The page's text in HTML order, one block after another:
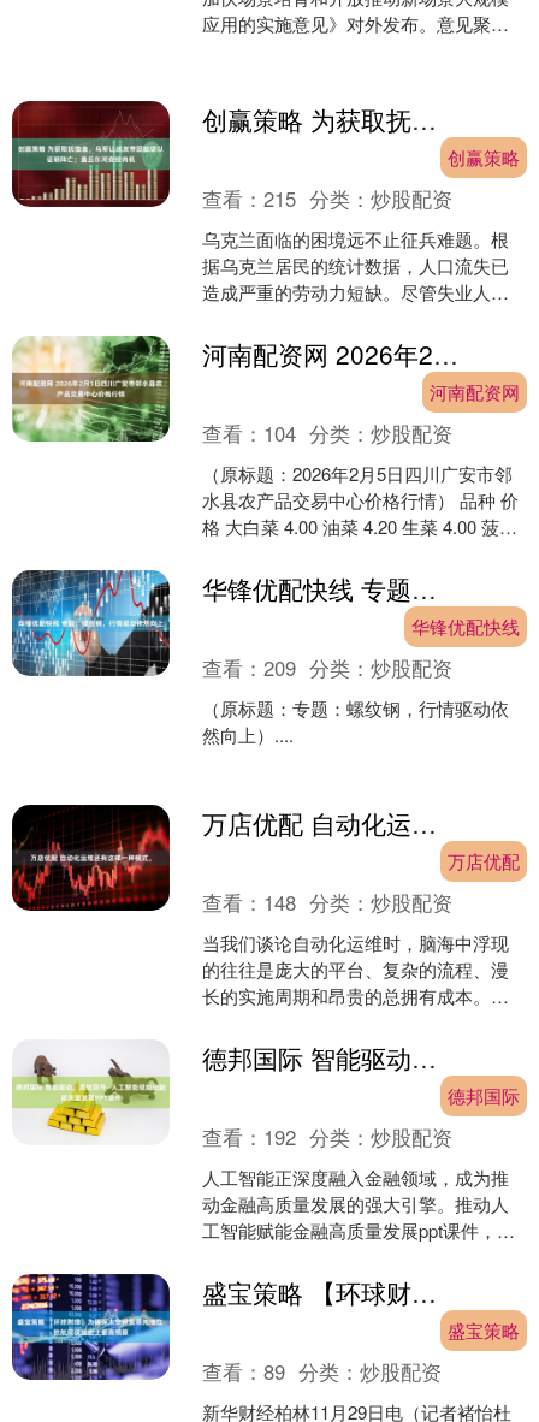
应用的实施意见》对外发布。意见聚焦
创赢策略 为获取抚恤金，乌军让战友带回脑袋以证明阵亡；盖丘尓河变绞肉机
创赢策略
查看：215 分类：炒股配资
乌克兰面临的困境远不止征兵难题。根
据乌克兰居民的统计数据，人口流失已
造成严重的劳动力短缺。尽管失业人数
业人才，尤其是工....
河南配资网 2026年2月5日四川广安市邻水县农产品交易中心价格行情
河南配资网
查看： 104 分类：炒股配资
（原标题：2026年2月5日四川广安市邻
水县农产品交易中心价格行情） 品种 价
格 大白菜 4.00 油菜 4.20 生菜 4.00 菠菜
华锋优配快线 专题：螺纹钢，行情驱动依然向上
华锋优配快线
查看：209 分类：炒股配资
（原标题：专题：螺纹钢，行情驱动依
然向上）....
万店优配 自动化运维还有这样一种模式。
万店优配
查看： 148 分类：炒股配资
当我们谈论自动化运维时，脑海中浮现
的往往是庞大的平台、复杂的流程、漫
长的实施周期和昂贵的总拥有成本。这
业望而却步，或深陷于.... 德邦国际 智能驱动，质效双升—人工智能赋能金融高质量发展PPT课件
德邦国际
查看： 192 分类：炒股配资
人工智能正深度融入金融领域，成为推
动金融高质量发展的强大引擎。推动人
工智能赋能金融高质量发展ppt课件，讲
智能风控....
盛宝策略 【环球财经】为确保太空探索领先地位 欧航局获批史上最高预算
盛宝策略
查看：89 分类：炒股配资
新华财经柏林11月29日电（记者褚怡杜